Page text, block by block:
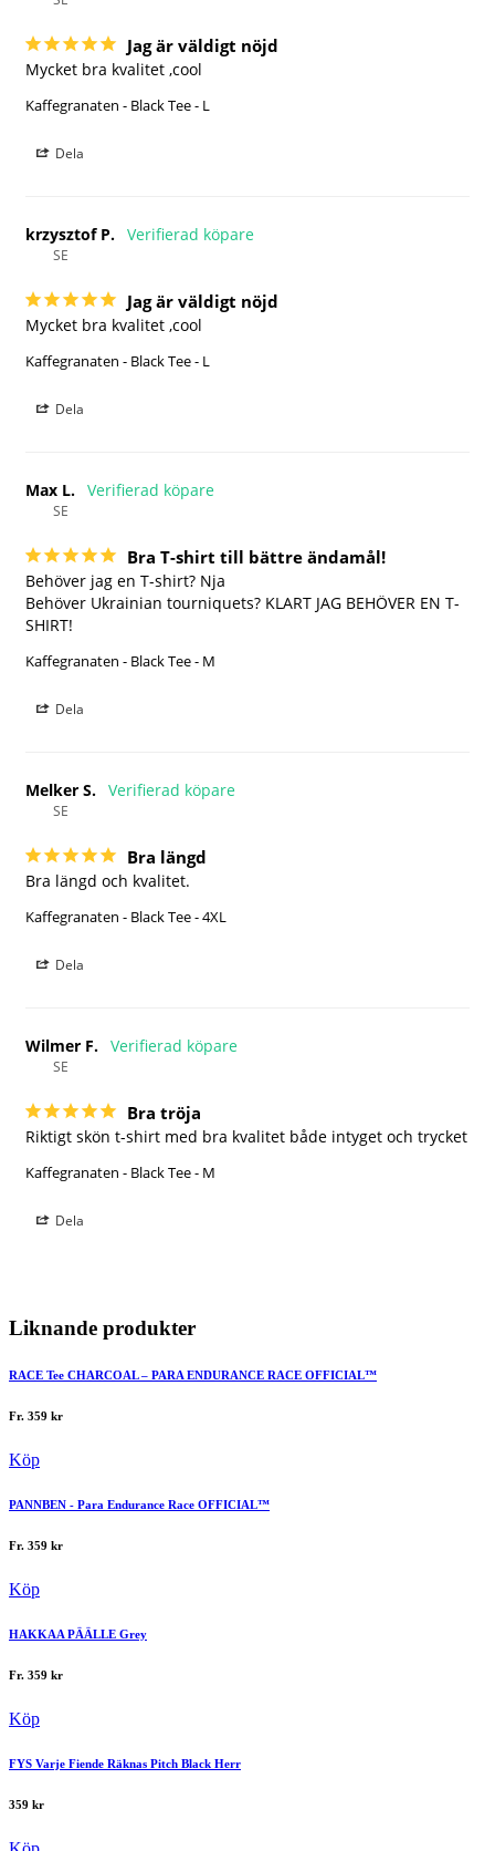
Jag är väldigt nöjd
Mycket bra kvalitet ,cool
Kaffegranaten - Black Tee - L
Dela
krzysztof P.
SE
Jag är väldigt nöjd
Mycket bra kvalitet ,cool
Kaffegranaten - Black Tee - L
Dela
Max L.
SE
Bra T-shirt till bättre ändamål!
Behöver jag en T-shirt? Nja
Behöver Ukrainian tourniquets? KLART JAG BEHÖVER EN T-
SHIRT!
Kaffegranaten - Black Tee - M
Dela
Melker S.
SE
Bra längd
Bra längd och kvalitet.
Kaffegranaten - Black Tee - 4XL
Dela
Wilmer F.
SE
Bra tröja
Riktigt skön t-shirt med bra kvalitet både intyget och trycket
Kaffegranaten - Black Tee - M
Dela
Liknande produkter
RACE Tee CHARCOAL – PARA ENDURANCE RACE OFFICIAL™
Fr. 359 kr
Köp
PANNBEN - Para Endurance Race OFFICIAL™
Fr. 359 kr
Köp
HAKKAA PÄÄLLE Grey
Fr. 359 kr
Köp
FYS Varje Fiende Räknas Pitch Black Herr
359 kr